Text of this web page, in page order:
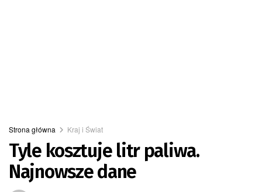
Strona główna Kraj i Świat
Tyle kosztuje litr paliwa.
Najnowsze dane